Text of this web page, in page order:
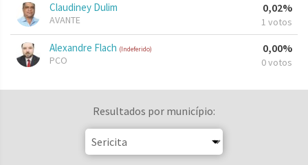
Claudiney Dulim
AVANTE
0,02%
1 votos
Alexandre Flach (Indeferido)
PCO
0,00%
0 votos
Resultados por município: